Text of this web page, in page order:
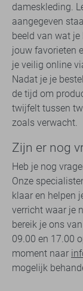
dameskleding.
aangegeven
beeld van wat
jouw favorieten
je veilig online
Nadat je je
de tijd om
twijfelt tussen
zoals verwacht.
Zijn er nog
Heb je nog
Onze
klaar en helpen
verricht waar je
bereik je ons
09.00 en 17.00
moment naar
mogelijk